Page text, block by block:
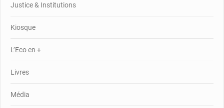
Justice & Institutions
Kiosque
L’Eco en +
Livres
Média